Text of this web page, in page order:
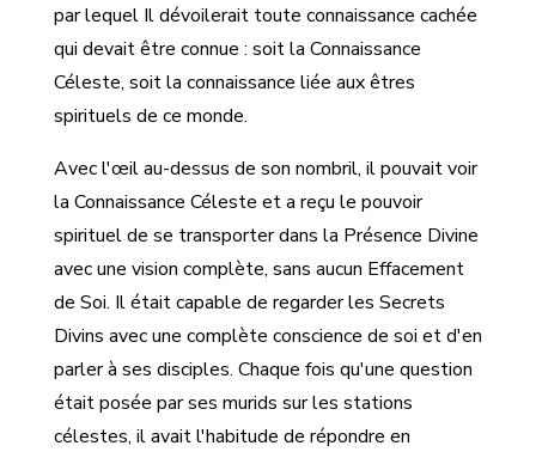
par lequel Il dévoilerait toute connaissance cachée
qui devait être connue : soit la Connaissance
Céleste, soit la connaissance liée aux êtres
spirituels de ce monde.
Avec l'œil au-dessus de son nombril, il pouvait voir
la Connaissance Céleste et a reçu le pouvoir
spirituel de se transporter dans la Présence Divine
avec une vision complète, sans aucun Effacement
de Soi. Il était capable de regarder les Secrets
Divins avec une complète conscience de soi et d'en
parler à ses disciples. Chaque fois qu'une question
était posée par ses murids sur les stations
célestes, il avait l'habitude de répondre en